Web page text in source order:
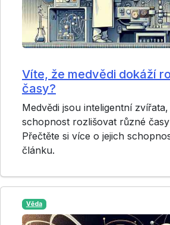
Víte, že medvědi dokáží
časy?
Medvědi jsou inteligentní
schopnost rozlišovat různé
Přečtěte si více o jejich
článku.
Věda